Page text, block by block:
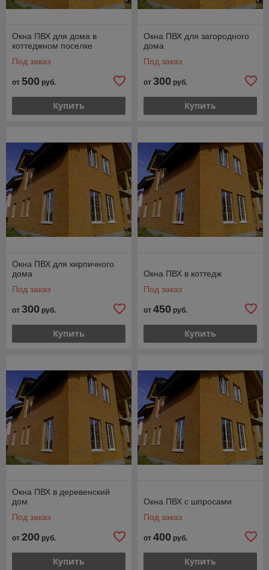
Окна ПВХ для дома в
коттеджном поселке
Под заказ
от 500 руб.
Купить
Окна ПВХ для загородного
дома
Под заказ
от 300 руб.
Купить
Окна ПВХ для кирпичного
дома
Под заказ
от 300 руб.
Купить
Окна ПВХ в коттедж
Под заказ
от 450 руб.
Купить
Окна ПВХ в деревенский
дом
Под заказ
от 200 руб.
Купить
Окна ПВХ с шпросами
Под заказ
от 400 руб.
Купить